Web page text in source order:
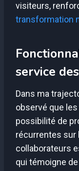
visiteurs,
transformation
service
Dans ma
observé que
possibilité de
récurrentes sur
collaborateurs
qui témoigne de